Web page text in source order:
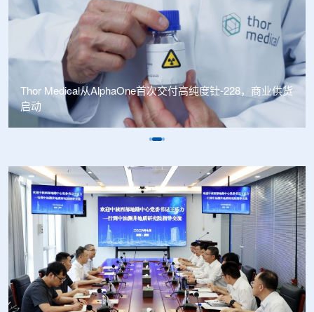
中广核达胜携手浙江嘉广束 打造国内首套全自主电子束固
化卷钢涂装产业链